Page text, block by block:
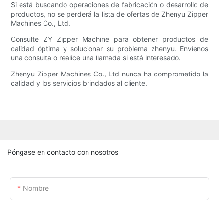
Si está buscando operaciones de fabricación o desarrollo de
productos, no se perderá la lista de ofertas de Zhenyu Zipper
Machines Co., Ltd.
Consulte ZY Zipper Machine para obtener productos de
calidad óptima y solucionar su problema zhenyu. Envíenos
una consulta o realice una llamada si está interesado.
Zhenyu Zipper Machines Co., Ltd nunca ha comprometido la
calidad y los servicios brindados al cliente.
Póngase en contacto con nosotros
Nombre